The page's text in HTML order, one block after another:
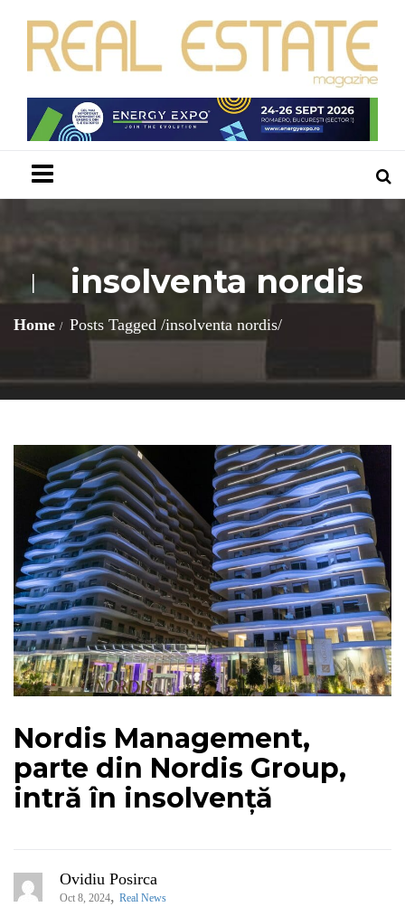
I insolventa nordis
Home Posts Tagged /insolventa nordis/
Nordis Management,
parte din Nordis Group,
intră în insolvență
Ovidiu Posirca
Oct 8, 2024, Real News